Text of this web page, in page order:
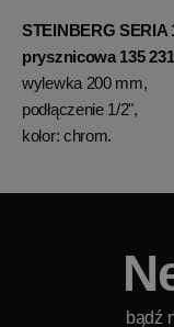
STEINBERG
prysznicowa 135
wylewka 200 mm,
podłączenie 1/2",
kolor: chrom.
bądź